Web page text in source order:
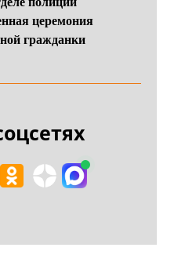
церемония
гражданки